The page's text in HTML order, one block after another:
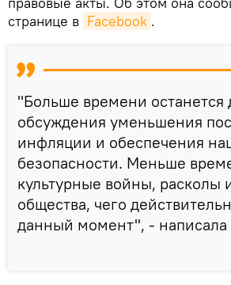
странице в Facebook .
"Больше времени останется
обсуждения уменьшения
инфляции и обеспечения
безопасности. Меньше
культурные войны, расколы
общества, чего
данный момент", - написала